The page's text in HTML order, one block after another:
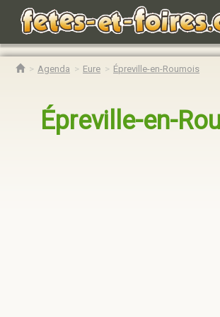
Agenda Eure Épreville-en-Roumois
Épreville-en-